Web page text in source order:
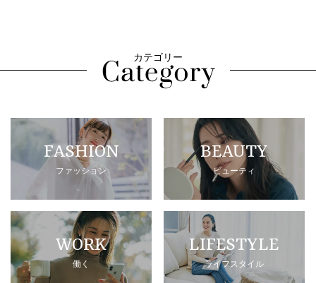
カテゴリー
FASHION
ファッション
BEAUTY
ビューティ
WORK
働く
LIFESTYLE
ライフスタイル